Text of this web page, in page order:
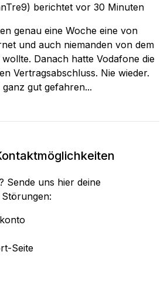
berichtet vor 30 Minuten
genau eine Woche eine von
und auch niemanden von dem
Danach hatte Vodafone die
Vertragsabschluss. Nie wieder.
ganz gut gefahren...
Sende uns hier deine
Seite